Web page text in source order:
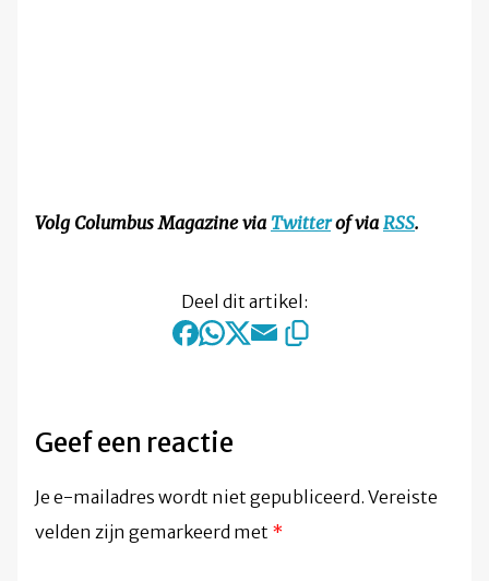
Volg Columbus Magazine via Twitterof via RSS.
Deel dit artikel:
Geef een reactie
Je e-mailadres wordt niet gepubliceerd. Vereiste
velden zijn gemarkeerd met *